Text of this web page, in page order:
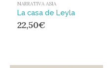
NARRATIVA ASIA
La casa de Leyla
22,50€